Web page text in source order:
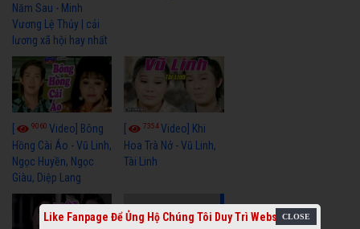
Năm Sau - Minh
Vương Lệ Thủy | cải
lương xã hội hay nhất
9060 Video] Bông
Hồng Cài Áo - Vũ Linh,
Ngọc Huyền, Ngọc
Giàu, Diệp Lang
7354Video] Khi
Hoa Trà Nở - Vũ Linh,
Tài Linh
Like Fanpage Để Ủng Hộ Chúng Tôi Duy Trì Website